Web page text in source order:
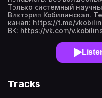
Только системный
Виктория Кобилинская.
канал: https://t.me/
ВК: https://vk.com/
Tracks